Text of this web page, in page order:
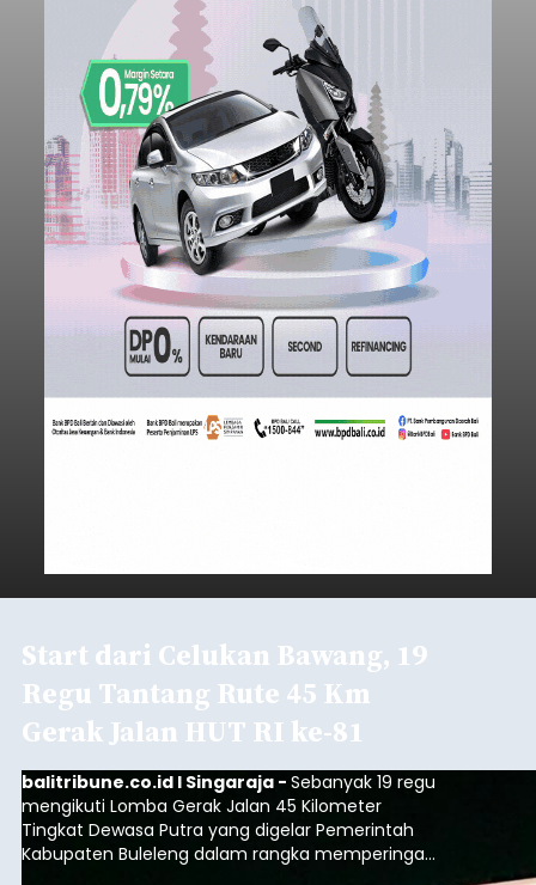
Start dari Celukan Bawang, 19
Regu Tantang Rute 45 Km
Gerak Jalan HUT RI ke-81
balitribune.co.id I Singaraja - Sebanyak 19 regu
mengikuti Lomba Gerak Jalan 45 Kilometer
Tingkat Dewasa Putra yang digelar Pemerintah
Kabupaten Buleleng dalam rangka memperingati